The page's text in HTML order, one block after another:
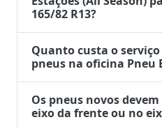
165/82 R13?
Quanto custa o
pneus na oficina Pneu
Os pneus novos
eixo da frente ou no